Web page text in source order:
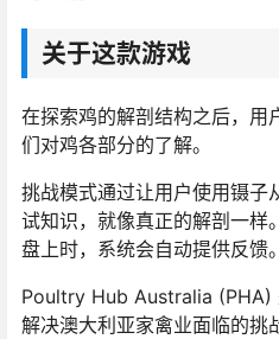
关于这款游戏
在探索鸡的解剖结构之后，用
们对鸡各部分的了解。
挑战模式通过让用户使用镊子
试知识，就像真正的解剖一样
盘上时，系统会自动提供反馈。
Poultry Hub Australia (PHA)
解决澳大利亚家禽业面临的挑